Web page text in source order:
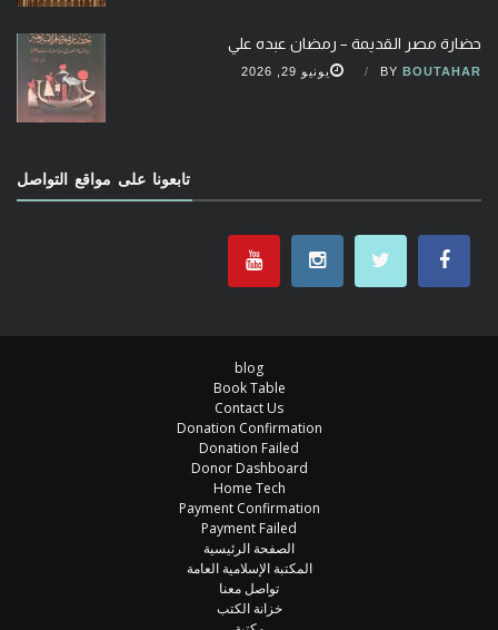
حضارة مصر القديمة – رمضان عبده علي
BY BOUTAHAR يونيو 29, 2026
تابعونا على مواقع التواصل
blog
Book Table
Contact Us
Donation Confirmation
Donation Failed
Donor Dashboard
Home Tech
Payment Confirmation
Payment Failed
الصفحة الرئيسية
المكتبة الإسلامية العامة
تواصل معنا
خزانة الكتب